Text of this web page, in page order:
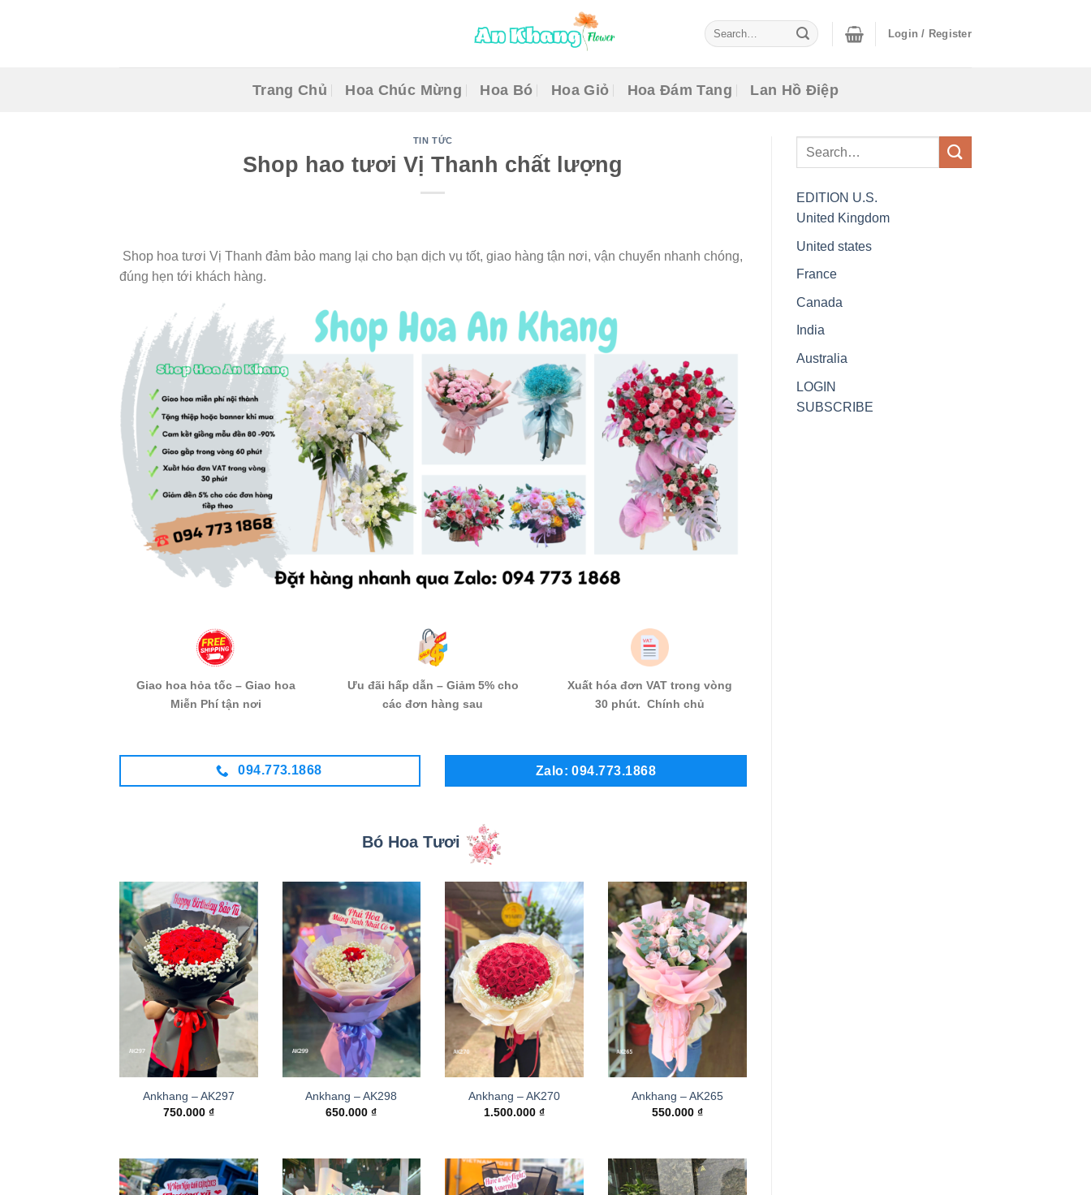
Search
for:
Login / Register
Trang Chủ Hoa Chúc Mừng Hoa Bó Hoa Giỏ Hoa Đám Tang Lan Hồ Điệp
TIN TỨC
Shop hao tươi Vị Thanh chất lượng
Shop hoa tươi Vị Thanh đảm bảo mang lại cho bạn dịch vụ tốt, giao hàng tận nơi, vận chuyển nhanh chóng,
đúng hẹn tới khách hàng.
Giao hoa hỏa tốc – Giao hoa
Miễn Phí tận nơi
Ưu đãi hấp dẫn – Giảm 5% cho
các đơn hàng sau
Xuất hóa đơn VAT trong vòng
30 phút. Chính chủ
094.773.1868 Zalo: 094.773.1868
Bó Hoa Tươi
Ankhang – AK297
750.000 ₫
Ankhang – AK298
650.000₫
Ankhang – AK270
1.500.000₫
Ankhang – AK265
550.000 ₫
EDITION U.S.
United Kingdom
United states
France
Canada
India
Australia
LOGIN
SUBSCRIBE